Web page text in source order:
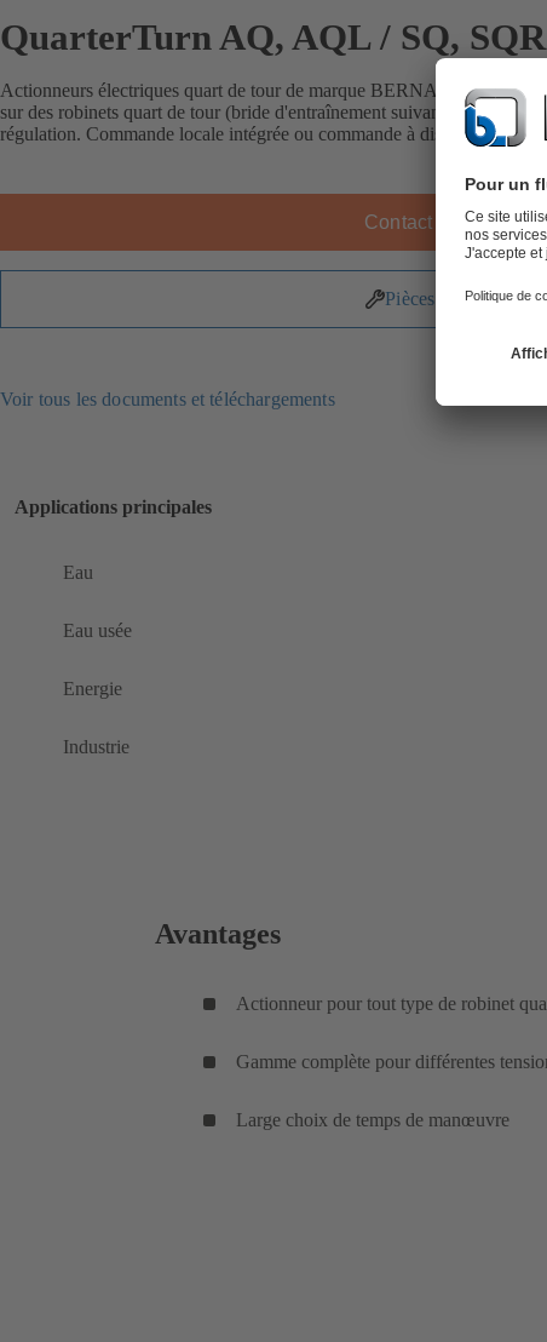
QuarterTurn AQ, AQL / SQ, SQR
Actionneurs électriques quart de tour de marque BERNARD
sur des robinets quart de tour (bride d'entraînement suivant ISO 5211).
régulation. Commande locale intégrée ou commande à distance.
Contact KSB
Pièces détachées
Voir tous les documents et téléchargements
Applications principales
Eau
Eau usée
Energie
Industrie
Avantages
Actionneur pour tout type de robinet
Gamme complète pour différentes
Large choix de temps de manœuvre